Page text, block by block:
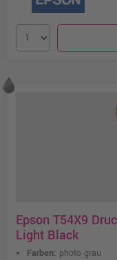
Epson T54X9
Light Black
Farben: photo grau